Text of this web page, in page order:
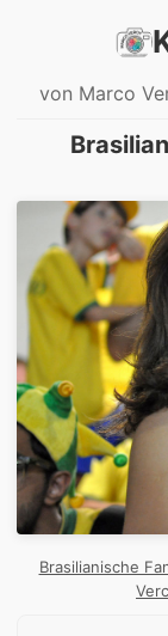
von Marco
Brasilianische